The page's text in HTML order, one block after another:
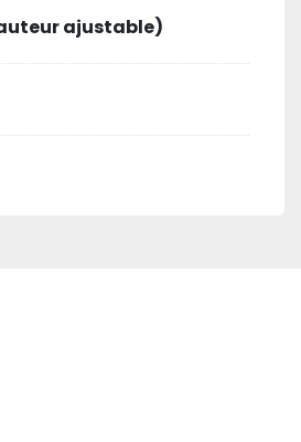
ajustable)